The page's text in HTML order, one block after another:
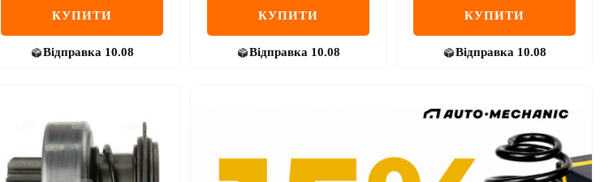
КУПИТИ
Відправка 10.08
КУПИТИ
Відправка 10.08
КУПИТИ
Відправка 10.08